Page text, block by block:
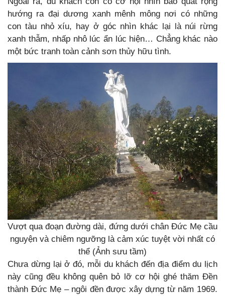
hướng ra đại dương xanh mênh mông nơi có những
con tàu nhỏ xíu, hay ở góc nhìn khác lại là núi rừng
xanh thẫm, nhấp nhô lúc ẩn lúc hiện… Chẳng khác nào
một bức tranh toàn cảnh sơn thủy hữu tình.
Vượt qua đoạn đường dài, đứng dưới chân Đức Mẹ cầu
nguyện và chiêm ngưỡng là cảm xúc tuyệt vời nhất có
thể (Ảnh sưu tầm)
Chưa dừng lại ở đó, mỗi du khách đến địa điểm du lịch
này cũng đều không quên bỏ lỡ cơ hội ghé thăm Đền
thành Đức Mẹ – ngôi đền được xây dựng từ năm 1969.